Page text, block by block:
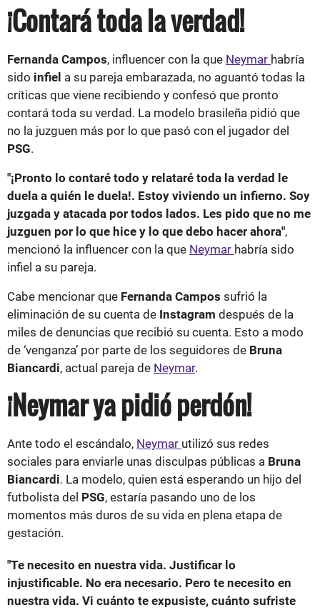
¡Contará toda la verdad!
Fernanda Campos, influencer con la que Neymar habría
sido infiel a su pareja embarazada, no aguantó todas la
críticas que viene recibiendo y confesó que pronto
contará toda su verdad. La modelo brasileña pidió que
no la juzguen más por lo que pasó con el jugador del
PSG.
"¡Pronto lo contaré todo y relataré toda la verdad le
duela a quién le duela!. Estoy viviendo un infierno. Soy
juzgada y atacada por todos lados. Les pido que no me
juzguen por lo que hice y lo que debo hacer ahora",
mencionó la influencer con la que Neymar habría sido
infiel a su pareja.
Cabe mencionar que Fernanda Campos sufrió la
eliminación de su cuenta de Instagram después de la
miles de denuncias que recibió su cuenta. Esto a modo
de ‘venganza’ por parte de los seguidores de Bruna
Biancardi, actual pareja de Neymar.
¡Neymar ya pidió perdón!
Ante todo el escándalo, Neymar utilizó sus redes
sociales para enviarle unas disculpas públicas a Bruna
Biancardi. La modelo, quien está esperando un hijo del
futbolista del PSG, estaría pasando uno de los
momentos más duros de su vida en plena etapa de
gestación.
"Te necesito en nuestra vida. Justificar lo
injustificable. No era necesario. Pero te necesito en
nuestra vida. Vi cuánto te expusiste, cuánto sufriste